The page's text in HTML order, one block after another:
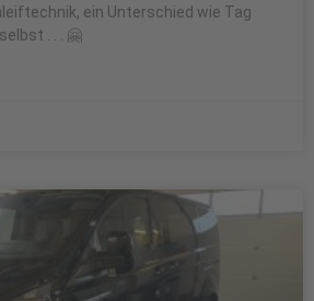
ein Unterschied wie Tag
. . . 🤗